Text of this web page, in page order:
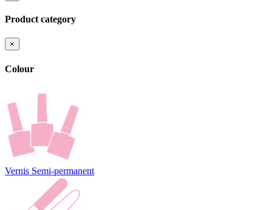
Product category
×
Colour
Vernis Semi-permanent